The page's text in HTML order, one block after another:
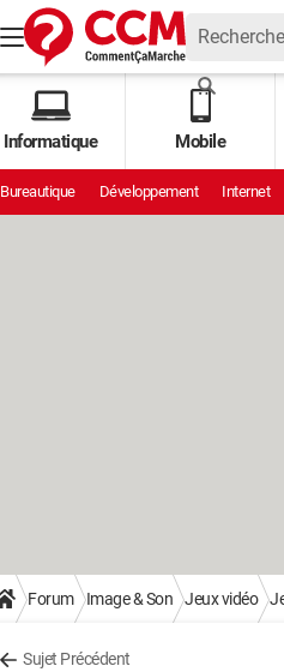
Informatique Mobile
Bureautique Développement Internet
Forum Image & Son Jeux vidéo
Sujet Précédent